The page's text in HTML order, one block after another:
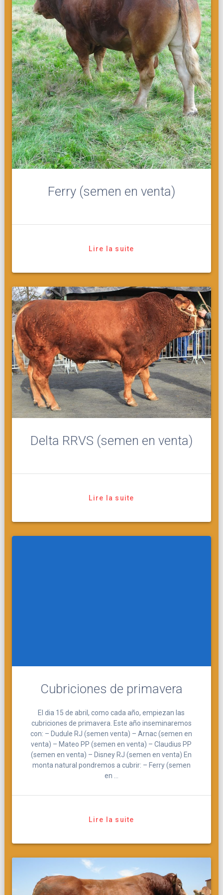
Ferry (semen en venta)
Lire la suite
Delta RRVS (semen en venta)
Lire la suite
Cubriciones de primavera
El dia 15 de abril, como cada año, empiezan las
cubriciones de primavera. Este año inseminaremos
con: – Dudule RJ (semen venta) – Arnac (semen en
venta) – Mateo PP (semen en venta) – Claudius PP
(semen en venta) – Disney RJ (semen en venta) En
monta natural pondremos a cubrir: – Ferry (semen
en …
Lire la suite